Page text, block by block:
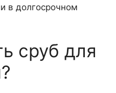
в долгосрочном
сруб для